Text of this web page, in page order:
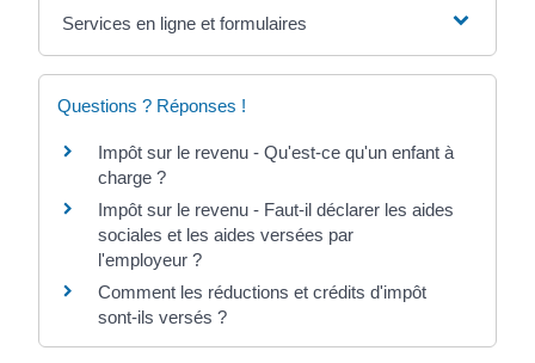
Services en ligne et formulaires
Questions ? Réponses !
Impôt sur le revenu - Qu'est-ce qu'un enfant à
charge ?
Impôt sur le revenu - Faut-il déclarer les aides
sociales et les aides versées par
l'employeur ?
Comment les réductions et crédits d'impôt
sont-ils versés ?